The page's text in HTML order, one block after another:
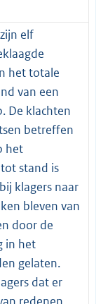
elf
het totale
van een
De klachten
betreffen
het
stand is
klagers naar
bleven van
door de
in het
gelaten.
dat er